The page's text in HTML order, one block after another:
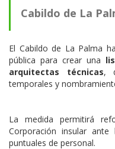
Cabildo de La
reserva para
El Cabildo de La Palma
pública para crear una
arquitectas técnicas,
temporales y
La medida permitirá
Corporación insular ante
puntuales de personal.